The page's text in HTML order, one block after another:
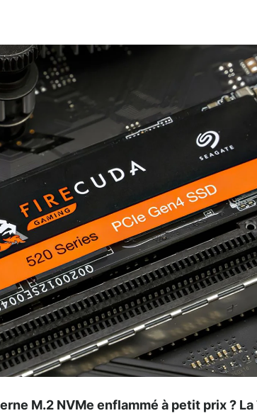
M.2 NVMe enflammé à petit prix ?